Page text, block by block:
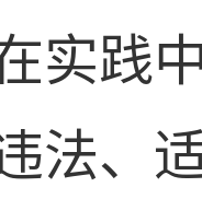
实践
法、